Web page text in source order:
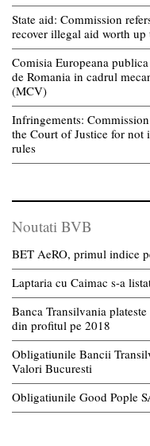
State aid: Commission
recover illegal aid worth
Comisia Europeana
de Romania in cadrul
(MCV)
Infringements:
the Court of Justice for
rules
Noutati BVB
BET AeRO, primul indice
Laptaria cu Caimac s-a
Banca Transilvania
din profitul pe 2018
Obligatiunile Bancii
Valori Bucuresti
Obligatiunile Good Pople